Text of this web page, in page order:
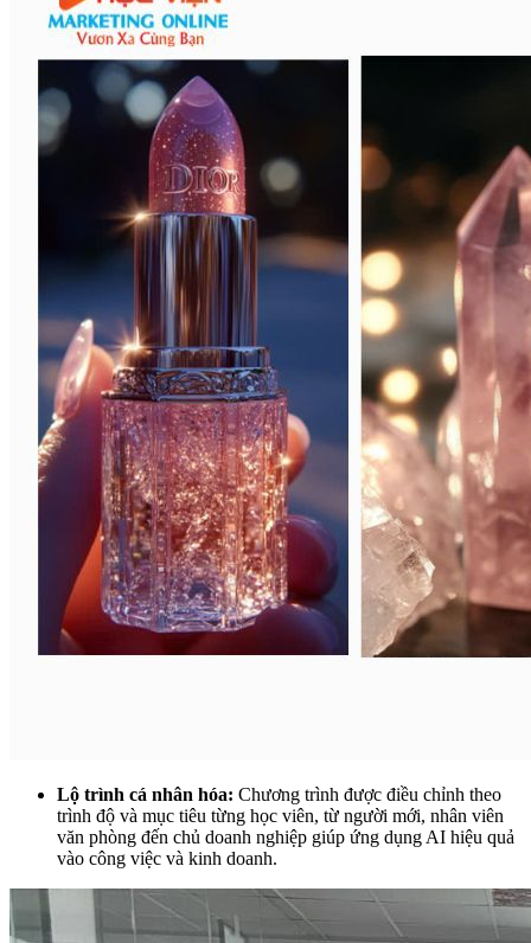
Lộ trình cá nhân hóa: Chương trình được điều chỉnh theo
trình độ và mục tiêu từng học viên, từ người mới, nhân viên
văn phòng đến chủ doanh nghiệp giúp ứng dụng AI hiệu quả
vào công việc và kinh doanh.